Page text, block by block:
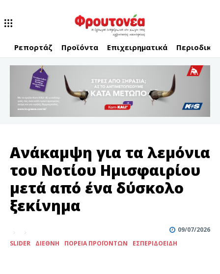
Ρεπορτάζ Προϊόντα Επιχειρηματικά Περιοδικό
Ανάκαμψη για τα λεμόνια
του Νοτίου Ημισφαιρίου
μετά από ένα δύσκολο
ξεκίνημα
09/07/2026
SLIDER
ΔΙΕΘΝΉ ΠΟΡΕΊΑ ΠΡΟΪΌΝΤΩΝ ΕΣΠΕΡΙΔΟΕΙΔΉ